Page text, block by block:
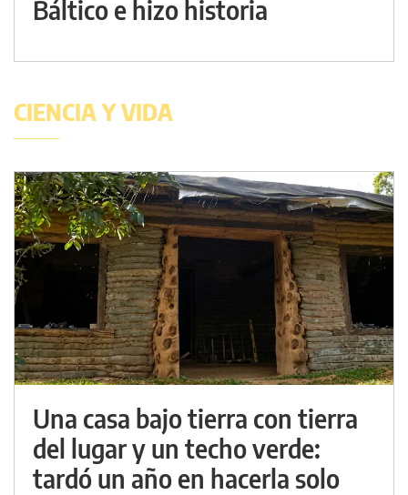
Báltico e hizo historia
CIENCIA Y VIDA
Una casa bajo tierra con tierra
del lugar y un techo verde:
tardó un año en hacerla solo